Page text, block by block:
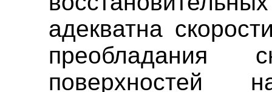
адекватна
преобладания
поверхностей